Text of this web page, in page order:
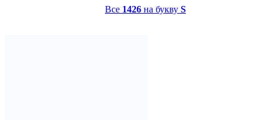
Все 1426 на букву S